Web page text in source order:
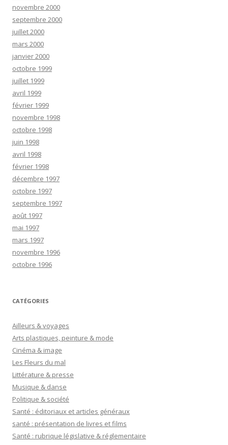
novembre 2000
septembre 2000
juillet 2000
mars 2000
janvier 2000
octobre 1999
juillet 1999
avril 1999
février 1999
novembre 1998
octobre 1998
juin 1998
avril 1998
février 1998
décembre 1997
octobre 1997
septembre 1997
août 1997
mai 1997
mars 1997
novembre 1996
octobre 1996
CATÉGORIES
Ailleurs & voyages
Arts plastiques, peinture & mode
Cinéma & image
Les Fleurs du mal
Littérature & presse
Musique & danse
Politique & société
Santé : éditoriaux et articles généraux
santé : présentation de livres et films
Santé : rubrique législative & réglementaire